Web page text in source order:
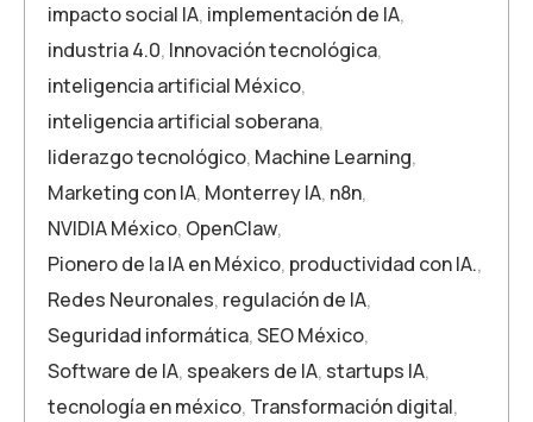
impacto social IA, implementación de IA,
industria 4.0, Innovación tecnológica,
inteligencia artificial México,
inteligencia artificial soberana,
liderazgo tecnológico, Machine Learning,
Marketing con IA, Monterrey IA, n8n,
NVIDIA México, OpenClaw,
Pionero de la IA en México, productividad con IA.,
Redes Neuronales, regulación de IA,
Seguridad informática,SEO México,
Software de IA, speakers de IA, startups IA,
tecnología en méxico, Transformación digital,